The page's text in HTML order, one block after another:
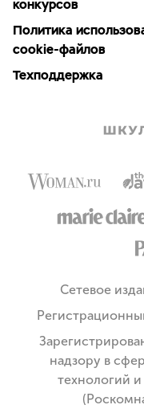
конкурсов
Политика
cookie-файлов
Техподдержка
Сетевое
надзору в
технологий